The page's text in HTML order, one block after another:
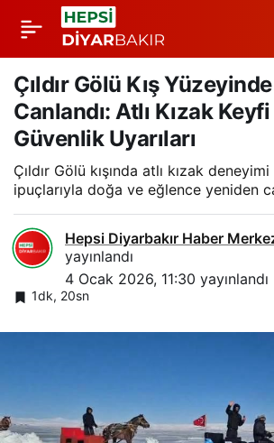
Çıldır Gölü Kış
Canlandı: Atlı Kızak
Güvenlik Uyarıları
Çıldır Gölü kışında atlı kızak
ipuçlarıyla doğa ve eğlence yeniden
Hepsi Diyarbakır Haber
yayınlandı
4 Ocak 2026, 11:30 yayınlandı
1dk, 20sn
Bitlis’te Kar
Mücadelesi: Yollar
Açılıyor, Bina
Çatılarında Tehlike
Önleniyor